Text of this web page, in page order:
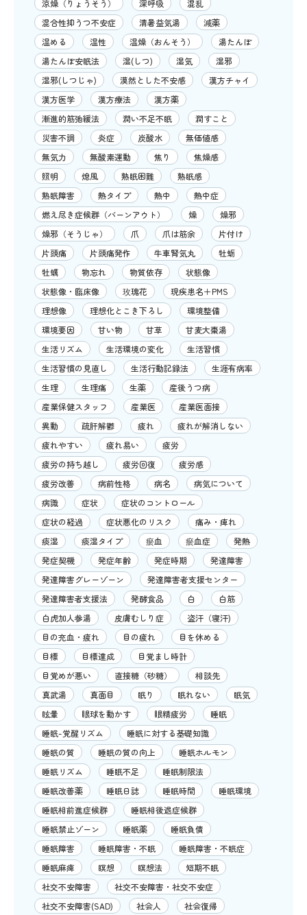
涼燥（りょうそう） 深呼吸
混乱
混合性抑うつ不安症
清暑益気湯
減薬
温める
温性 温燥（おんそう）
湯たんぽ
湯たんぽ安眠法
湿(しつ) 湿気
湿邪
湿邪(しつじゃ)
漠然とした不安感
漢方チャイ
漢方医学
漢方療法
漢方薬
漸進的筋弛緩法
潤い不足不眠
潤すこと
災害不調
炎症 炭酸水
無価値感
無気力
無酸素運動 焦り
焦燥感
照明
熄風 熟眠困難
熟眠感
熟眠障害
熱タイプ 熱中
熱中症
燃え尽き症候群（バーンアウト）
燥
燥邪
燥邪（そうじゃ）
爪 爪は筋余
片付け
片頭痛
片頭痛発作 牛車腎気丸
牡蛎
牡蠣
物忘れ 物質依存
状態像
状態像・臨床像
玫瑰花
現疾患名＋PMS
理想像
理想化とこき下ろし
環境整備
環境要因
甘い物 甘草
甘麦大棗湯
生活リズム
生活環境の変化
生活習慣
生活習慣の見直し
生活行動記録法
生涯有病率
生理
生理痛 生薬
産後うつ病
産業保健スタッフ
産業医
産業医面接
異動
疏肝解鬱 疲れ
疲れが解消しない
疲れやすい
疲れ易い
疲労
疲労の持ち越し
疲労回復
疲労感
疲労改善
病前性格 病名
病気について
病識
症状
症状のコントロール
症状の経過
症状悪化のリスク
痛み・痺れ
痰湿
痰湿タイプ 瘀血 瘀血症
発熱
発症契機
発症年齢 発症時期
発達障害
発達障害グレーゾーン
発達障害者支援センター
発達障害者支援法
発酵食品 白
白筋
白虎加人参湯
皮膚むしり症
盗汗（寝汗)
目の充血・疲れ
目の疲れ
目を休める
目標
目標達成
目覚まし時計
目覚めが悪い
直接糖（砂糖）
相談先
真武湯
真面目 眠り 眠れない
眠気
眩暈
眼球を動かす 眼精疲労
睡眠
睡眠-覚醒リズム
睡眠に対する基礎知識
睡眠の質
睡眠の質の向上
睡眠ホルモン
睡眠リズム
睡眠不足
睡眠制限法
睡眠改善薬
睡眠日誌 睡眠時間
睡眠環境
睡眠相前進症候群
睡眠相後退症候群
睡眠禁止ゾーン
睡眠薬
睡眠負債
睡眠障害
睡眠障害・不眠
睡眠障害・不眠症
睡眠麻痺
瞑想 瞑想法
短期不眠
社交不安障害
社交不安障害・社交不安症
社交不安障害(SAD)
社会人
社会復帰